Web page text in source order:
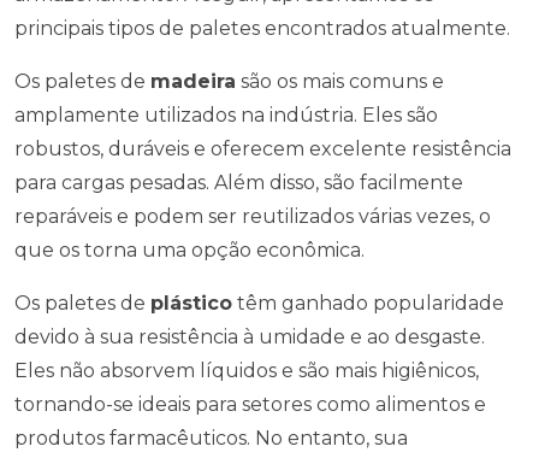
principais tipos de paletes encontrados atualmente.
Os paletes de madeira são os mais comuns e
amplamente utilizados na indústria. Eles são
robustos, duráveis e oferecem excelente resistência
para cargas pesadas. Além disso, são facilmente
reparáveis e podem ser reutilizados várias vezes, o
que os torna uma opção econômica.
Os paletes de plástico têm ganhado popularidade
devido à sua resistência à umidade e ao desgaste.
Eles não absorvem líquidos e são mais higiênicos,
tornando-se ideais para setores como alimentos e
produtos farmacêuticos. No entanto, sua